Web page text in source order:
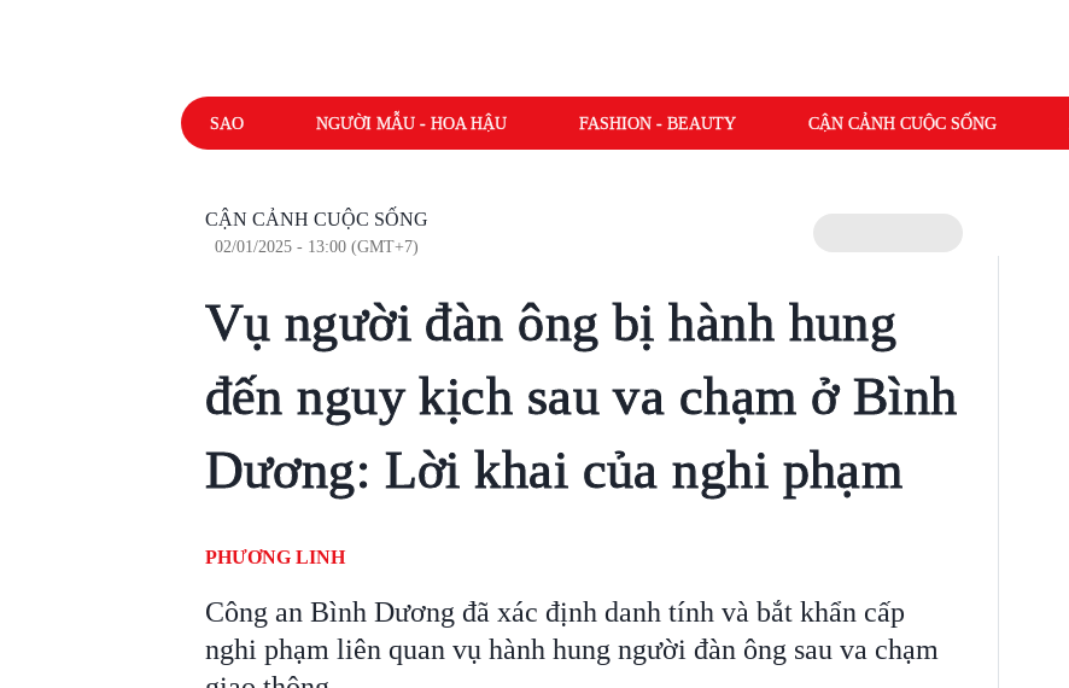
SAO NGƯỜI MẪU - HOA HẬU FASHION - BEAUTY CẬN CẢNH CUỘC SỐNG
CẬN CẢNH CUỘC SỐNG
02/01/2025 - 13:00 (GMT+7)
Vụ người đàn ông bị hành hung
đến nguy kịch sau va chạm ở Bình
Dương: Lời khai của nghi phạm
PHƯƠNG LINH
Công an Bình Dương đã xác định danh tính và bắt khẩn cấp
nghi phạm liên quan vụ hành hung người đàn ông sau va chạm